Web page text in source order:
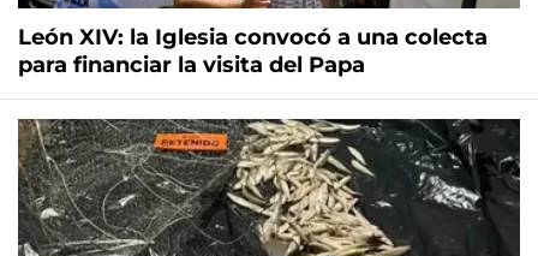
León XIV: la Iglesia convocó a una colecta
para financiar la visita del Papa